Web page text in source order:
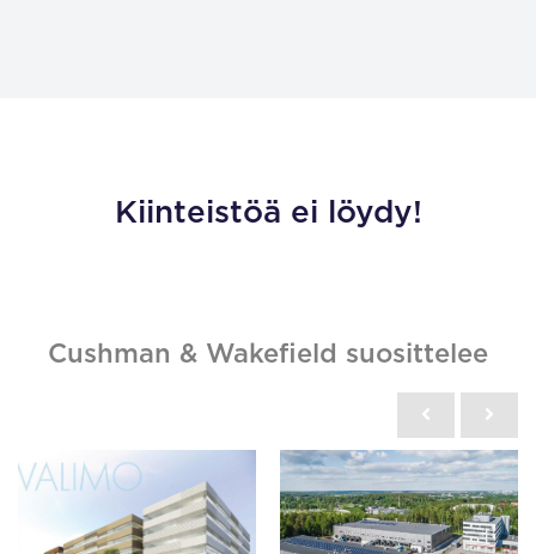
Kiinteistöä ei löydy!
Cushman & Wakefield suosittelee